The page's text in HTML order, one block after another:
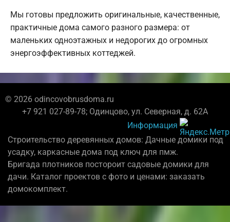
Мы готовы предложить оригинальные, качественные,
практичные дома самого разного размера: от
маленьких одноэтажных и недорогих до огромных
энергоэффективных коттеджей.
© 2026 odincovobrusdoma.ru
+7 921 027-89-78; Одинцово, ул. Северная, д. 62А
Информация
Строительство деревянных домов: Дачные домики под
усадку, каркасные дома под ключ для пмж.
Бригада плотников постороит садовые домики для
дачи. Каталог проектов с фото и ценами: заказать
домокомплект.